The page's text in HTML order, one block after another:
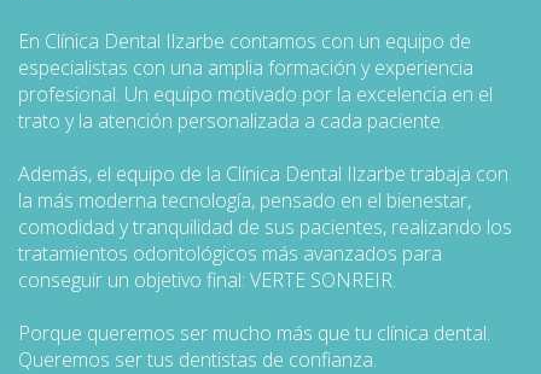
En Clínica Dental Ilzarbe contamos con un equipo de
especialistas con una amplia formación y experiencia
profesional. Un equipo motivado por la excelencia en el
trato y la atención personalizada a cada paciente.
Además, el equipo de la Clínica Dental Ilzarbe trabaja con
la más moderna tecnología, pensado en el bienestar,
comodidad y tranquilidad de sus pacientes, realizando los
tratamientos odontológicos más avanzados para
conseguir un objetivo final: VERTE SONREIR.
Porque queremos ser mucho más que tu clínica dental.
Queremos ser tus dentistas de confianza.